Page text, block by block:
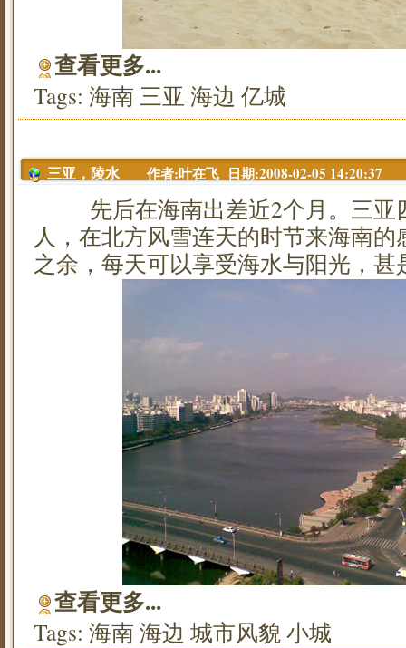
查看更多...
Tags: 海南 三亚 海边 亿城
三亚，陵水 作者:叶在飞 日期:2008-02-05 14:20:37
先后在海南出差近2个月。三亚
人，在北方风雪连天的时节来海南
之余，每天可以享受海水与阳光，甚
查看更多...
Tags: 海南 海边 城市风貌小城